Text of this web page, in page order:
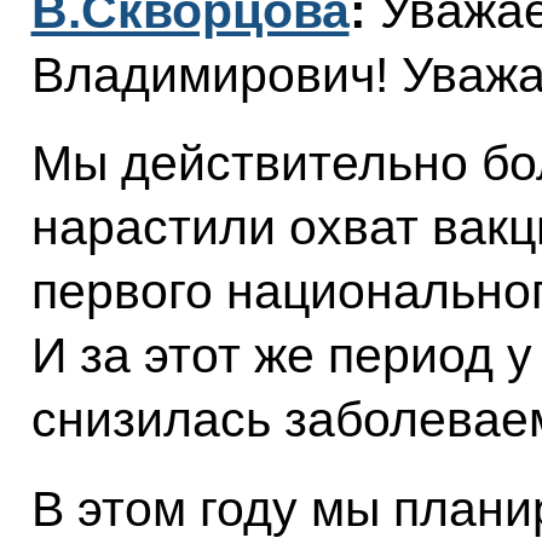
Владимирович!
Мы действительно
нарастили охват
первого
И за этот же период
снизилась
В этом году мы